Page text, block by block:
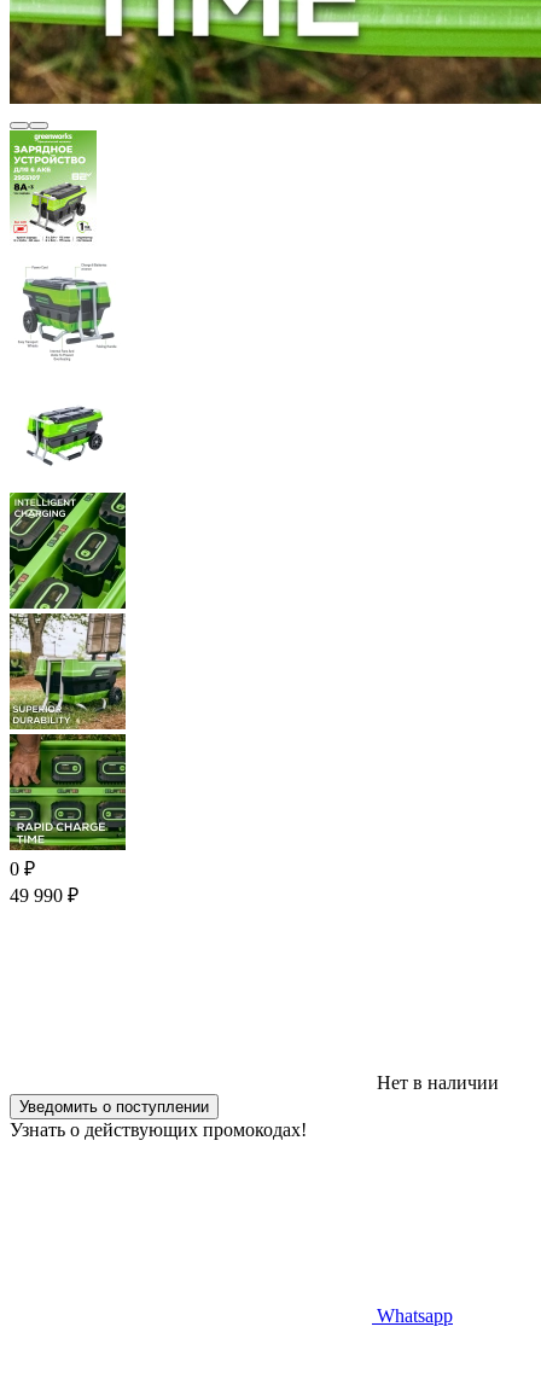
0 ₽
49 990 ₽
Нет в наличии
Уведомить о поступлении
Узнать о действующих промокодах!
Whatsapp